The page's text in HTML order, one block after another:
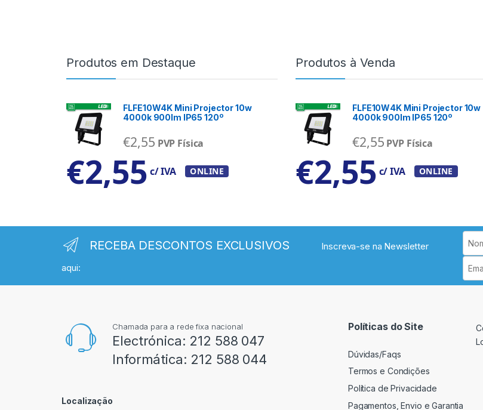
Produtos em Destaque
FLFE10W4K Mini Projector 10w
4000k 900lm IP65 120º
€2,55 PVP Física
€2,55 c/ IVA ONLINE
Produtos à Venda
FLFE10W4K Mini Projector 10w
4000k 900lm IP65 120º
€2,55 PVP Física
€2,55 c/ IVA ONLINE
RECEBA DESCONTOS EXCLUSIVOS
Inscreva-se na Newsletter
aqui:
Chamada para a rede fixa nacional
Electrónica: 212 588 047
Informática: 212 588 044
Localização
Políticas do Site
Dúvidas/Faqs
Termos e Condições
Política de Privacidade
Pagamentos, Envio e Garantia